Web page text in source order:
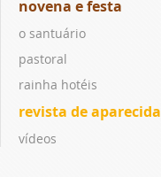
novena e festa
o santuário
pastoral
rainha hotéis
revista de aparecida
vídeos